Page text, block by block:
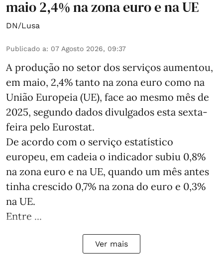
maio 2,4% na zona euro e na UE
DN/Lusa
Publicado a: 07 Agosto 2026, 09:37
A produção no setor dos serviços aumentou,
em maio, 2,4% tanto na zona euro como na
União Europeia (UE), face ao mesmo mês de
2025, segundo dados divulgados esta sexta-
feira pelo Eurostat.
De acordo com o serviço estatístico
europeu, em cadeia o indicador subiu 0,8%
na zona euro e na UE, quando um mês antes
tinha crescido 0,7% na zona do euro e 0,3%
na UE.
Entre ...
Ver mais